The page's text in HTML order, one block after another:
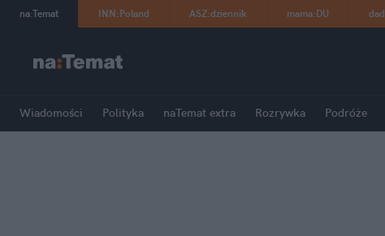
na:Temat INN:Poland ASZ:dziennik mama:DU dad
Wiadomości Polityka naTemat extra Rozrywka Podróże